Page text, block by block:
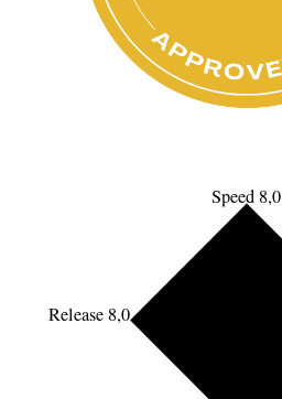
Speed 8,0
Release 8,0